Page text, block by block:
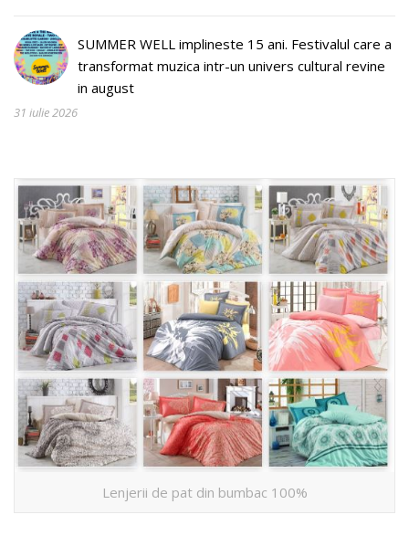
SUMMER WELL implineste 15 ani. Festivalul care a
transformat muzica intr-un univers cultural revine
in august
31 iulie 2026
Lenjerii de pat din bumbac 100%